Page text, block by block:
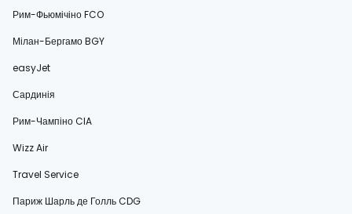
Рим-Фьюмічіно FCO
Мілан-Бергамо BGY
easyJet
Сардинія
Рим-Чампіно CIA
Wizz Air
Travel Service
Париж Шарль де Голль CDG